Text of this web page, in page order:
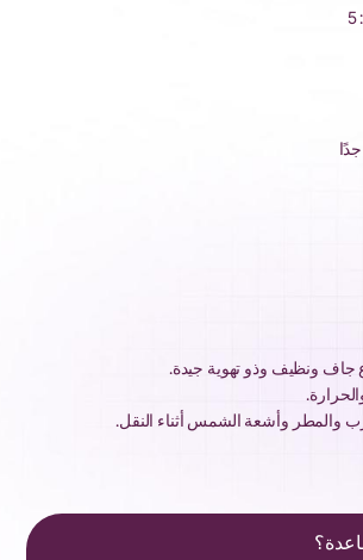
ونظيف وذو تهوية جيدة.
والمطر وأشعة الشمس أثناء النقل.